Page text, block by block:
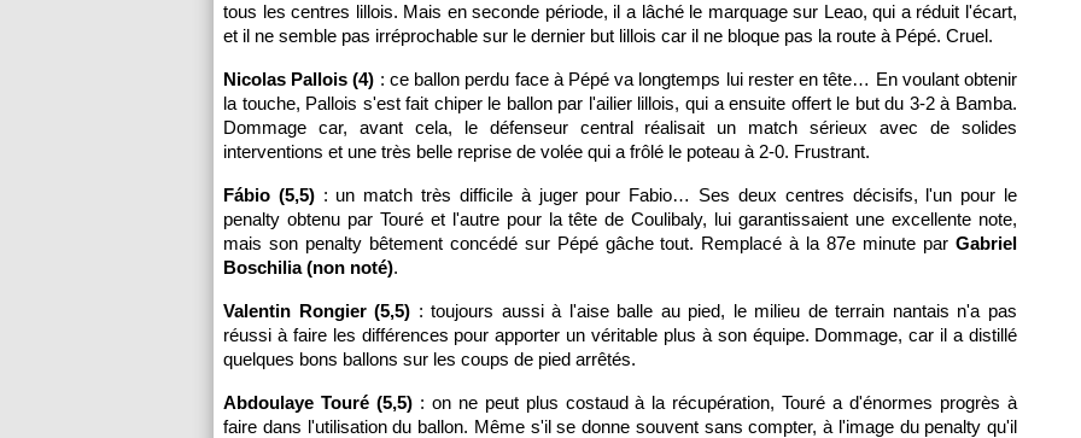
tous les centres lillois. Mais en seconde période, il a lâché le marquage sur Leao, qui a réduit l'écart,
et il ne semble pas irréprochable sur le dernier but lillois car il ne bloque pas la route à Pépé. Cruel.
Nicolas Pallois (4) : ce ballon perdu face à Pépé va longtemps lui rester en tête… En voulant obtenir
la touche, Pallois s'est fait chiper le ballon par l'ailier lillois, qui a ensuite offert le but du 3-2 à Bamba.
Dommage car, avant cela, le défenseur central réalisait un match sérieux avec de solides
interventions et une très belle reprise de volée qui a frôlé le poteau à 2-0. Frustrant.
Fábio (5,5): un match très difficile à juger pour Fabio… Ses deux centres décisifs, l'un pour le
penalty obtenu par Touré et l'autre pour la tête de Coulibaly, lui garantissaient une excellente note,
mais son penalty bêtement concédé sur Pépé gâche tout. Remplacé à la 87e minute par Gabriel
Boschilia (non noté).
Valentin Rongier (5,5) : toujours aussi à l'aise balle au pied, le milieu de terrain nantais n'a pas
réussi à faire les différences pour apporter un véritable plus à son équipe. Dommage, car il a distillé
quelques bons ballons sur les coups de pied arrêtés.
Abdoulaye Touré (5,5): on ne peut plus costaud à la récupération, Touré a d'énormes progrès à
faire dans l'utilisation du ballon. Même s'il se donne souvent sans compter, à l'image du penalty qu'il